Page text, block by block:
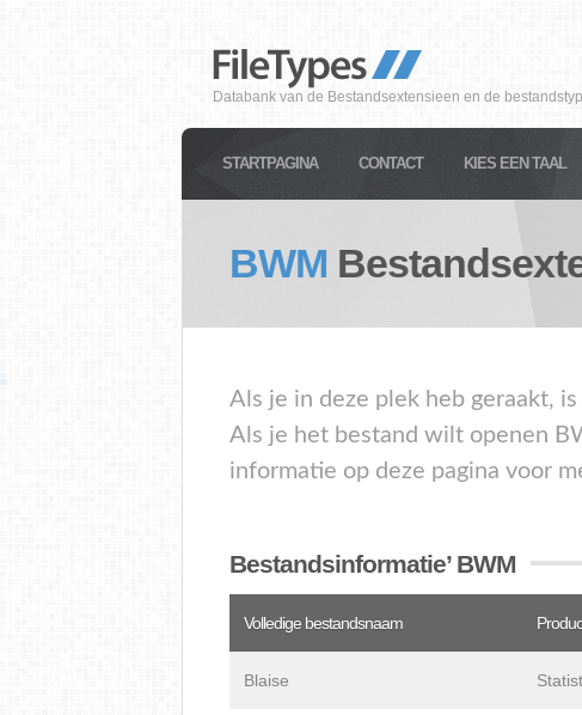
Databank van de Bestandsextensieen en de
STARTPAGINA CONTACT KIES EEN TAAL
BWM
Als je in deze plek heb geraakt,
Als je het bestand wilt openen
informatie op deze pagina voor
Bestandsinformatie’ BWM
Volledige bestandsnaam
Blaise